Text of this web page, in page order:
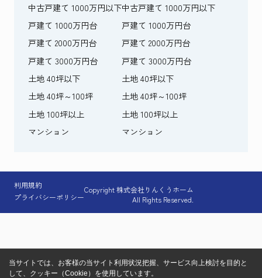
中古戸建て 1000万円以下
戸建て 1000万円台
戸建て 2000万円台
戸建て 3000万円台
土地 40坪以下
土地 40坪～100坪
土地 100坪以上
マンション
中古戸建て 1000万円以下
戸建て 1000万円台
戸建て 2000万円台
戸建て 3000万円台
土地 40坪以下
土地 40坪～100坪
土地 100坪以上
マンション
利用規約
プライバシーポリシー
Copyright 株式会社りんくうホーム
All Rights Reserved.
当サイトでは、お客様の当サイト利用状況把握、サービス向上検討を目的と
して、クッキー（Cookie）を使用しています。